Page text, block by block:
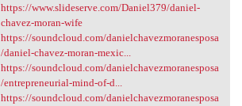
https://www.slideserve.com/Daniel379/daniel-
chavez-moran-wife
https://soundcloud.com/danielchavezmoranesposa
/daniel-chavez-moran-mexic...
https://soundcloud.com/danielchavezmoranesposa
/entrepreneurial-mind-of-d...
https://soundcloud.com/danielchavezmoranesposa